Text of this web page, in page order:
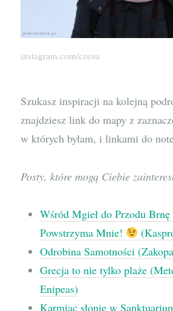
instagram.com/czesu
Szukasz inspiracji na kolejną
znajdziesz link do mapy z
w których byłam, i linkami do
Posty, które mogą Ciebie
Wśród Mgieł do Przodu
Powstrzyma Mnie!
Odrobina Samotności
Grecja to nie tylko plaże
Enipeas)
Karmiąc słonie w